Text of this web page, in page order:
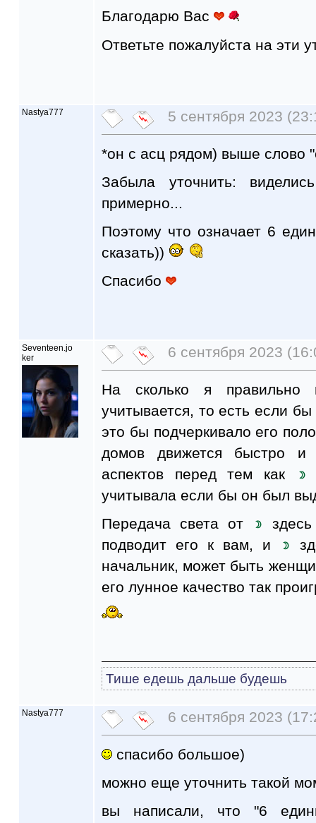
Благодарю Вас
Ответьте пожалуйста на эти
Nastya777 5 сентября 2023
*он с асц рядом) выше слово
Забыла уточнить:
примерно...
Поэтому что означает 6
сказать))
Спасибо
Seventeen.jo
ker
6 сентября 2023
На сколько я
учитывается, то есть если
это бы подчеркивало его
домов движется быстро
аспектов перед тем как
учитывала если бы он был
Передача света от
подводит его к вам, и
начальник, может быть
его лунное качество так
Тише едешь дальше будешь
Nastya777 6 сентября 2023
спасибо большое)
можно еще уточнить такой
вы написали, что "6